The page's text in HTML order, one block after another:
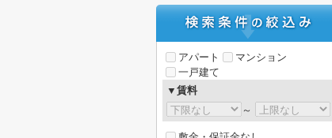
アパート
マンション
一戸建て
▼賃料
～